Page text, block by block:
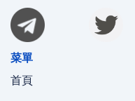
菜單
首頁